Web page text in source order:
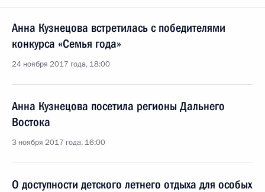
Анна Кузнецова встретилась с победителями
конкурса «Семья года»
24 ноября 2017 года, 18:00
Анна Кузнецова посетила регионы Дальнего
Востока
3 ноября 2017 года, 16:00
О доступности детского летнего отдыха для особых